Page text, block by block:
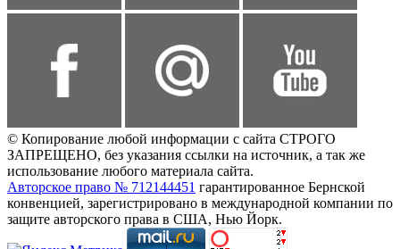
© Копирование любой информации с сайта СТРОГО
ЗАПРЕЩЕНО, без указания ссылки на источник, а так же
использование любого материала сайта.
Авторское право № 712144451 гарантированное Бернской
конвенцией, зарегистрировано в международной компании по
защите авторского права в США, Нью Йорк.